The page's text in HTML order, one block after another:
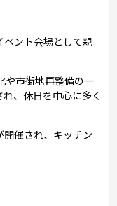
ント会場として親
や市街地再整備の一
、休日を中心に多く
催され、キッチン